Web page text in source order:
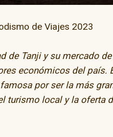
de Viajes 2023
de Tanji y su mercado
económicos del país.
por ser la más
turismo local y la oferta